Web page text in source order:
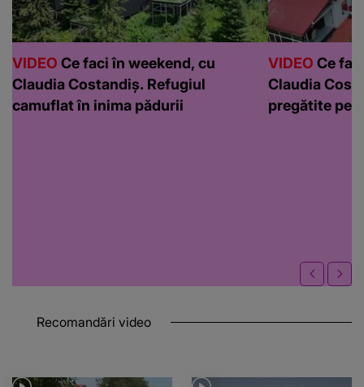
VIDEO Ce faci în weekend, cu
Claudia Costandiș. Refugiul
camuflat în inima pădurii
VIDEO Ce
Claudia
pregătite
Recomandări video